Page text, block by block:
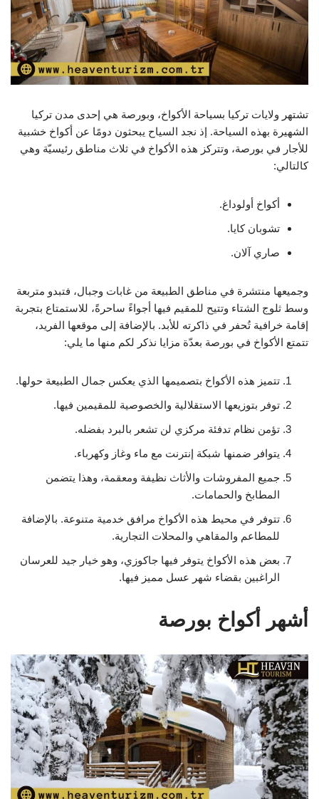
تشتهر ولايات تركيا بسياحة الأكواخ، وبورصة هي إحدى مدن تركيا
الشهيرة بهذه السياحة. إذ نجد السياح يبحثون دومًا عن أكواخ خشبية
للأجار في بورصة، وتتركز هذه الأكواخ في ثلاث مناطق رئيسيّة وهي
كالتالي:
أكواخ أولوداغ.
تشوبان كايا.
صاري آلان.
وجميعها منتشرة في مناطق الطبيعة من غابات وجبال، فتبدو متربعة
وسط ثلوج الشتاء وتتيح للمقيم فيها أجواءً ساحرةً، للاستمتاع بتجربة
إقامة خرافية تُحفر في ذاكرته للأبد. بالإضافة إلى موقعها الفريد،
تتمتع الأكواخ في بورصة بعدّة مزايا نذكر لكم منها ما يلي:
تتميز هذه الأكواخ بتصميمها الذي يعكس جمال الطبيعة حولها.
توفر بتوزيعها الاستقلالية والخصوصية للمقيمين فيها.
تؤمن نظام تدفئة مركزي لن تشعر بالبرد بفضله.
يتوافر ضمنها شبكة إنترنت مع ماء وغاز وكهرباء.
جميع المفروشات والأثاث نظيفة ومعقمة، وهذا يتضمن
المطابخ والحمامات.
تتوفر في محيط هذه الأكواخ مرافق خدمية متنوعة. بالإضافة
للمطاعم والمقاهي والمحلات التجارية.
بعض هذه الأكواخ يتوفر فيها جاكوزي، وهو خيار جيد للعرسان
الراغبين بقضاء شهر عسل مميز فيها.
أشهر أكواخ بورصة